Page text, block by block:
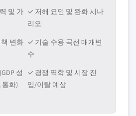
및 가 ✓ 저해 요인 및 완화 시나
리오
변화 ✓ 기술 수용 곡선 매개변
수
성
통화)
✓ 경쟁 역학 및 시장 진
입/이탈 예상